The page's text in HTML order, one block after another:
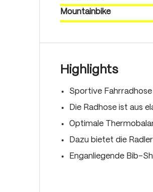
Mountainbike
Highlights
Sportive
Die Radhose ist aus
Optimale
Dazu bietet die
Enganliegende Bib-